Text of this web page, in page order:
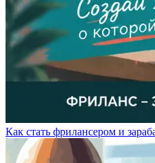
Как стать фрилансером и